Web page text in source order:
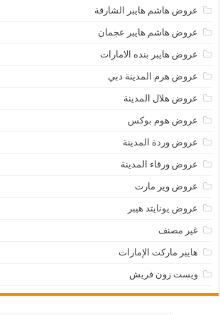
عروض هاشم هايبر الشارقة
عروض هاشم هايبر عجمان
عروض هايبر بنده الامارات
عروض هرم المدينة دبي
عروض هلال المدينة
عروض هوم بوكس
عروض وردة المدينة
عروض ورقاء المدينة
عروض وير مارت
عروض يونايتد هيبر
غير مصنف
هايبر ماركت الإمارات
ويست زون فريش